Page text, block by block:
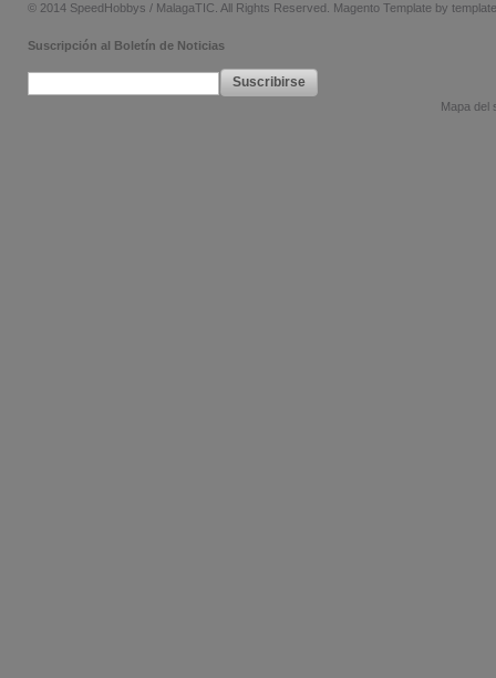
© 2014 SpeedHobbys / MalagaTIC. All Rights Reserved. Magento Template by
Suscripción al Boletín de Noticias
Suscribirse
Mapa del